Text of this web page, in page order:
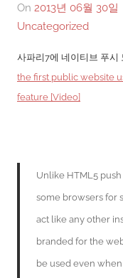
On 2013년 06월 30일
Uncategorized
사파리7에 네이티브 푸시
the first public website
feature [Video]
Unlike HTML5
some browsers for
act like any other
branded for the
be used even